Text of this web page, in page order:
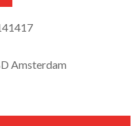
Amsterdam